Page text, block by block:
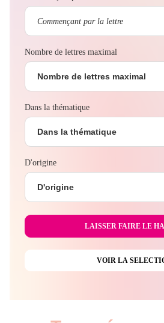
Nombre de lettres maximal
Nombre de lettres maximal
Dans la thématique
Dans la thématique
D'origine
D'origine